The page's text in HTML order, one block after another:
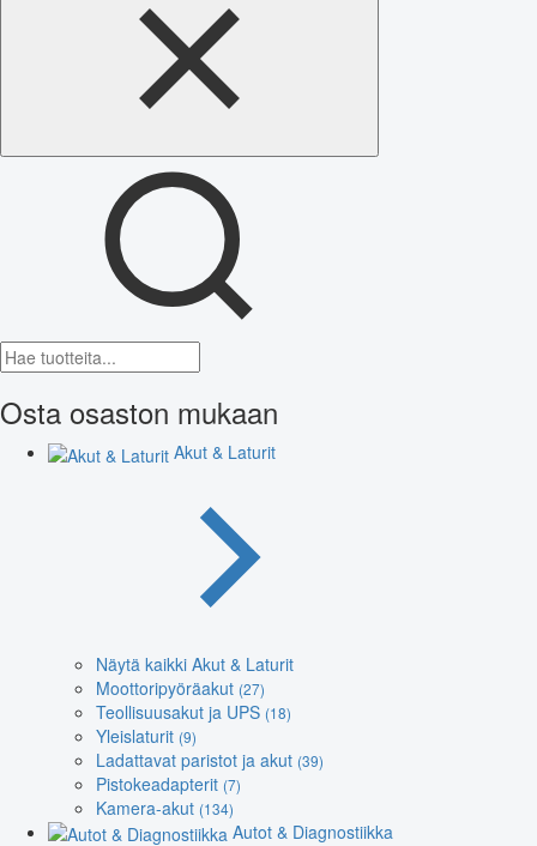
Osta osaston mukaan
Akut & Laturit
Näytä kaikki Akut & Laturit
Moottoripyöräakut (27)
Teollisuusakut ja UPS (18)
Yleislaturit (9)
Ladattavat paristot ja akut (39)
Pistokeadapterit (7)
Kamera-akut (134)
Autot & Diagnostiikka